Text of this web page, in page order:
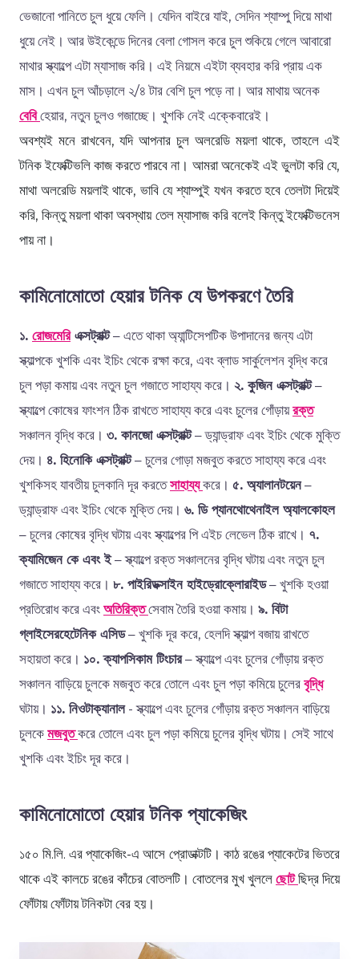
ভেজানো পানিতে চুল ধুয়ে ফেলি। যেদিন বাইরে যাই, সেদিন শ্যাম্পু দিয়ে মাথা
ধুয়ে নেই। আর উইকেন্ডে দিনের বেলা গোসল করে চুল শুকিয়ে গেলে আবারো
মাথার স্ক্যাল্পে এটা ম্যাসাজ করি। এই নিয়মে এইটা ব্যবহার করি প্রায় এক
মাস। এখন চুল আঁচড়ালে ২/৪ টার বেশি চুল পড়ে না। আর মাথায় অনেক
বেবি হেয়ার, নতুন চুলও গজাচ্ছে। খুশকি নেই এক্কেবারেই।
অবশ্যই মনে রাখবেন, যদি আপনার চুল অলরেডি ময়লা থাকে, তাহলে এই
টনিক ইফেক্টিভলি কাজ করতে পারবে না। আমরা অনেকেই এই ভুলটা করি যে,
মাথা অলরেডি ময়লাই থাকে, ভাবি যে শ্যাম্পুই যখন করতে হবে তেলটা দিয়েই
করি, কিন্তু ময়লা থাকা অবস্থায় তেল ম্যাসাজ করি বলেই কিন্তু ইফেক্টিভনেস
পায় না।
কামিনোমোতো হেয়ার টনিক যে উপকরণে তৈরি
১. রোজমেরিএক্সট্রাক্ট– এতে থাকা অ্যান্টিসেপটিক উপাদানের জন্য এটা
স্ক্যাল্পকে খুশকি এবং ইচিং থেকে রক্ষা করে, এবং ব্লাড সার্কুলেশন বৃদ্ধি করে
চুল পড়া কমায় এবং নতুন চুল গজাতে সাহায্য করে। ২. কুজিন এক্সট্রাক্ট–
স্ক্যাল্পে কোষের ফাংশন ঠিক রাখতে সাহায্য করে এবং চুলের গোঁড়ায়রক্ত
সঞ্চালন বৃদ্ধি করে। ৩. কানজো এক্সট্রাক্ট– ড্যান্ড্রাফ এবং ইচিং থেকে মুক্তি
দেয়। ৪. হিনোকি এক্সট্রাক্ট– চুলের গোড়া মজবুত করতে সাহায্য করে এবং
খুশকিসহ যাবতীয় চুলকানি দূর করতেসাহায্য করে। ৫. অ্যালানটয়েন–
ড্যান্ড্রাফ এবং ইচিং থেকে মুক্তি দেয়। ৬. ডি প্যানথোথেনাইল অ্যালকোহল
– চুলের কোষের বৃদ্ধি ঘটায় এবং স্ক্যাল্পের পি এইচ লেভেল ঠিক রাখে। ৭.
ক্যামিজেন কে এবং ই– স্ক্যাল্পে রক্ত সঞ্চালনের বৃদ্ধি ঘটায় এবং নতুন চুল
গজাতে সাহায্য করে। ৮. পাইরিডক্সাইন হাইড্রোক্লোরাইড– খুশকি হওয়া
প্রতিরোধ করে এবং অতিরিক্ত সেবাম তৈরি হওয়া কমায়। ৯. বিটা
গ্লাইসেরহেটেনিক এসিড– খুশকি দূর করে, হেলদি স্ক্যাল্প বজায় রাখতে
সহায়তা করে। ১০. ক্যাপসিকাম টিংচার– স্ক্যাল্পে এবং চুলের গোঁড়ায় রক্ত
সঞ্চালন বাড়িয়ে চুলকে মজবুত করে তোলে এবং চুল পড়া কমিয়ে চুলের বৃদ্ধি
ঘটায়। ১১. নিওটাক্যানাল- স্ক্যাল্পে এবং চুলের গোঁড়ায় রক্ত সঞ্চালন বাড়িয়ে
চুলকে মজবুত করে তোলে এবং চুল পড়া কমিয়ে চুলের বৃদ্ধি ঘটায়। সেই সাথে
খুশকি এবং ইচিং দূর করে।
কামিনোমোতো হেয়ার টনিক প্যাকেজিং
১৫০ মি.লি. এর প্যাকেজিং-এ আসে প্রোডাক্টটি। কাঠ রঙের প্যাকেটের ভিতরে
থাকে এই কালচে রঙের কাঁচের বোতলটি। বোতলের মুখ খুললে ছোট ছিদ্র দিয়ে
ফোঁটায় ফোঁটায় টনিকটা বের হয়।